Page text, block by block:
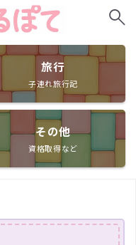
旅行
子連れ旅行記
その他
資格取得など